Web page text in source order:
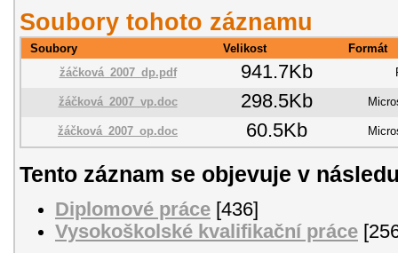
Soubory tohoto záznamu
Soubory Velikost
Formát
žáčková_2007_dp.pdf
941.7Kb
žáčková_2007_vp.doc 298.5Kb
žáčková_2007_op.doc 60.5Kb
Tento záznam se objevuje v
Diplomové práce [436]
Vysokoškolské kvalifikační práce